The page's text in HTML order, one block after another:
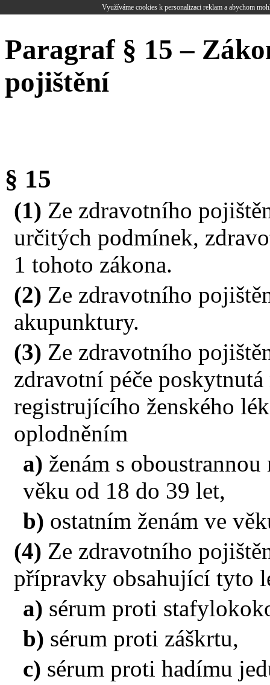
Využíváme cookies k personalizaci reklam a abychom
Paragraf § 15 –
pojištění
§ 15
(1) Ze zdravotního
určitých podmínek,
1 tohoto zákona.
(2) Ze zdravotního
akupunktury.
(3) Ze zdravotního
zdravotní péče
registrujícího ženského
oplodněním
a) ženám s
věku od 18 do 39 let,
b) ostatním ženám ve
(4) Ze zdravotního
přípravky obsahující tyto
a) sérum proti
b) sérum proti záškrtu,
c) sérum proti hadímu